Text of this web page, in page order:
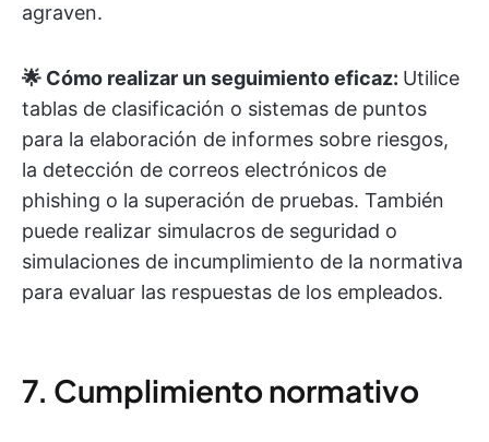
agraven.
🌟 Cómo realizar un seguimiento eficaz: Utilice
tablas de clasificación o sistemas de puntos
para la elaboración de informes sobre riesgos,
la detección de correos electrónicos de
phishing o la superación de pruebas. También
puede realizar simulacros de seguridad o
simulaciones de incumplimiento de la normativa
para evaluar las respuestas de los empleados.
7. Cumplimiento normativo